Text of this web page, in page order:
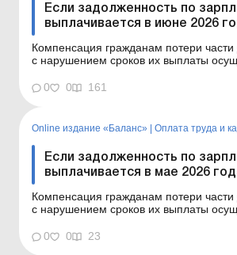
Если задолженность по
выплачивается в июне 2026
Компенсация гражданам потери части
с нарушением сроков их выплаты
календарных месяцев в соответствии
утвержденным постановлением КМУ
произведение начис...
0 0 161
Online издание «Баланс» Оплата труда и
Если задолженность по
выплачивается в мае 2026
Компенсация гражданам потери части
с нарушением сроков их выплаты
календарных месяцев в соответствии
утвержденным постановлением КМУ
0 0 23